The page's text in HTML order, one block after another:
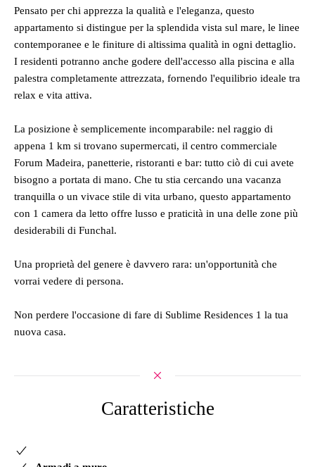
Pensato per chi apprezza la qualità e l'eleganza, questo
appartamento si distingue per la splendida vista sul mare, le linee
contemporanee e le finiture di altissima qualità in ogni dettaglio.
I residenti potranno anche godere dell'accesso alla piscina e alla
palestra completamente attrezzata, fornendo l'equilibrio ideale tra
relax e vita attiva.
La posizione è semplicemente incomparabile: nel raggio di
appena 1 km si trovano supermercati, il centro commerciale
Forum Madeira, panetterie, ristoranti e bar: tutto ciò di cui avete
bisogno a portata di mano. Che tu stia cercando una vacanza
tranquilla o un vivace stile di vita urbano, questo appartamento
con 1 camera da letto offre lusso e praticità in una delle zone più
desiderabili di Funchal.
Una proprietà del genere è davvero rara: un'opportunità che
vorrai vedere di persona.
Non perdere l'occasione di fare di Sublime Residences 1 la tua
nuova casa.
Caratteristiche